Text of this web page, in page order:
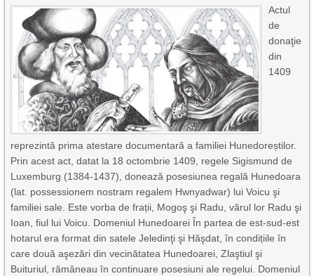
Actul
de
donaţie
din
1409
reprezintă prima atestare documentară a familiei Hunedoreștilor.
Prin acest act, datat la 18 octombrie 1409, regele Sigismund de
Luxemburg (1384-1437), donează posesiunea regală Hunedoara
(lat. possessionem nostram regalem Hwnyadwar) lui Voicu şi
familiei sale. Este vorba de frații, Mogoş şi Radu, vărul lor Radu şi
Ioan, fiul lui Voicu. Domeniul Hunedoarei În partea de est-sud-est
hotarul era format din satele Jeledinţi şi Hăşdat, în condițiile în
care două aşezări din vecinătatea Hunedoarei, Zlaştiul şi
Buituriul, rămâneau în continuare posesiuni ale regelui. Domeniul